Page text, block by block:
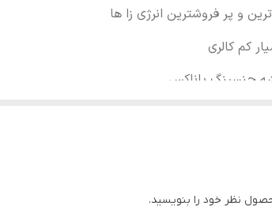
و پر فروشترین انرژی زا ها
کم کالری
جنسینگ پاناکس
ترین مواد اولیه
نظر خود را بنویسید.